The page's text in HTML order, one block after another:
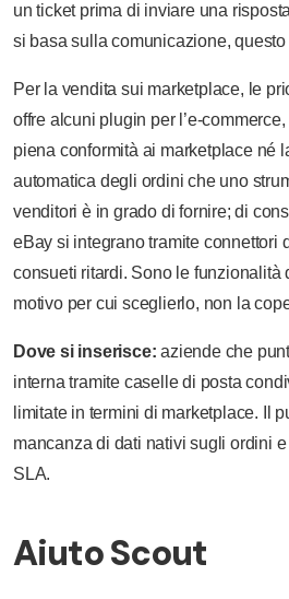
un ticket prima di inviare una
si basa sulla comunicazione,
Per la vendita sui marketplace, le
offre alcuni plugin per l’e-
piena conformità ai marketplace né
automatica degli ordini che uno
venditori è in grado di fornire; di
eBay si integrano tramite connettori
consueti ritardi. Sono le funzionalità
motivo per cui sceglierlo, non la
Dove si inserisce: aziende che
interna tramite caselle di posta
limitate in termini di marketplace. Il
mancanza di dati nativi sugli ordini
SLA.
Aiuto Scout